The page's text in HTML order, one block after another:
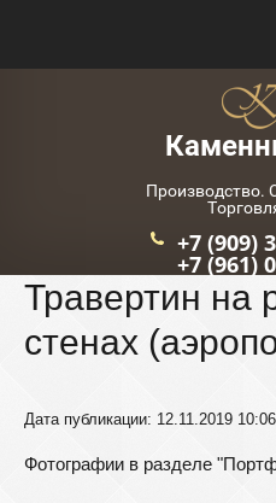
Производство.
+7 (909)
+7 (961)
Травертин на
стенах
Дата публикации: 12.11.2019 10:06
Фотографии в разделе